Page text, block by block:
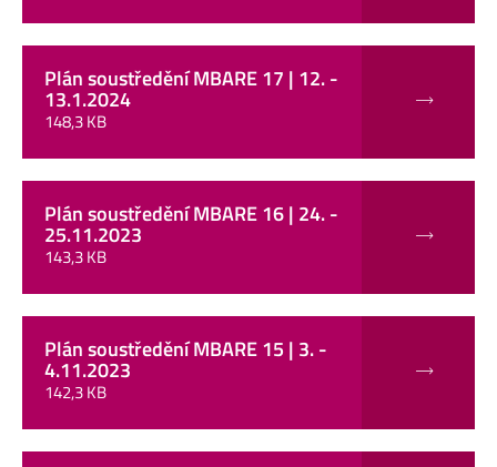
Plán soustředění MBARE 17 | 12. -
13.1.2024
148,3 KB
Plán soustředění MBARE 16 | 24. -
25.11.2023
143,3 KB
Plán soustředění MBARE 15 | 3. -
4.11.2023
142,3 KB